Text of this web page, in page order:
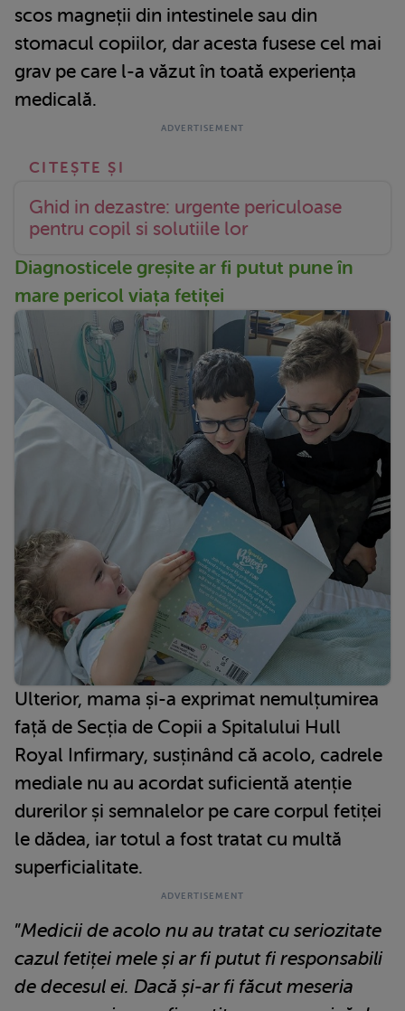
scos magneții din intestinele sau din
stomacul copiilor, dar acesta fusese cel mai
grav pe care l-a văzut în toată experiența
medicală.
Ghid in dezastre: urgente periculoase
pentru copil si solutiile lor
Diagnosticele greșite ar fi putut pune în
mare pericol viața fetiței
Ulterior, mama și-a exprimat nemulțumirea
față de Secția de Copii a Spitalului Hull
Royal Infirmary, susținând că acolo, cadrele
mediale nu au acordat suficientă atenție
durerilor și semnalelor pe care corpul fetiței
le dădea, iar totul a fost tratat cu multă
superficialitate.
”Medicii de acolo nu au tratat cu seriozitate
cazul fetiței mele și ar fi putut fi responsabili
de decesul ei. Dacă și-ar fi făcut meseria